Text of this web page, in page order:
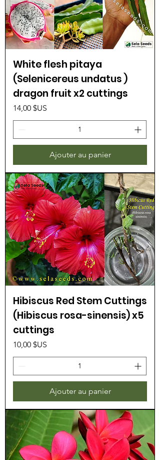
White flesh pitaya
(Selenicereus undatus )
dragon fruit x2 cuttings
Prix
14,00 $US
Ajouter au panier
Hibiscus Red Stem Cuttings
(Hibiscus rosa-sinensis) x5
cuttings
Prix
10,00 $US
Ajouter au panier